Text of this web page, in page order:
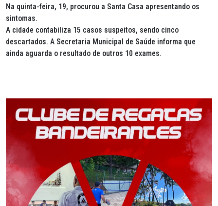
Na quinta-feira, 19, procurou a Santa Casa apresentando os
sintomas.
A cidade contabiliza 15 casos suspeitos, sendo cinco
descartados. A Secretaria Municipal de Saúde informa que
ainda aguarda o resultado de outros 10 exames.